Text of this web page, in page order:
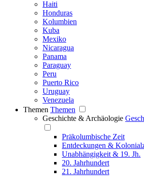
Haiti
Honduras
Kolumbien
Kuba
Mexiko
Nicaragua
Panama
Paraguay
Peru
Puerto Rico
Uruguay
Venezuela
Themen Themen
Geschichte & Archäologie
Präkolumbische Zeit
Entdeckungen &
Unabhängigkeit & 19. Jh.
20. Jahrhundert
21. Jahrhundert